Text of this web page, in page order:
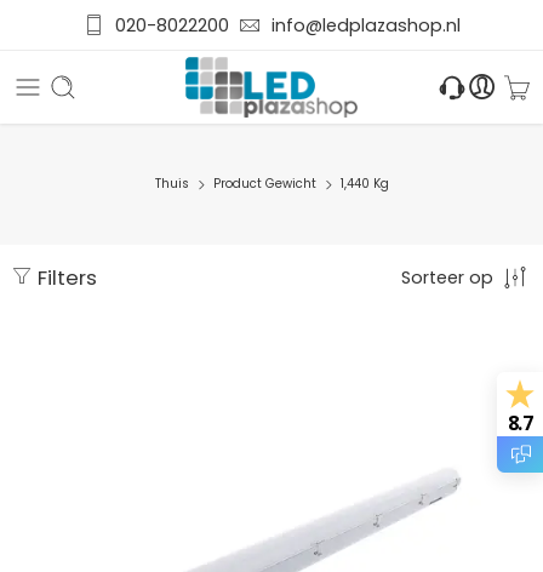
020-8022200 info@ledplazashop.nl
Thuis Product Gewicht 1,440 Kg
Filters Sorteer op
8.7